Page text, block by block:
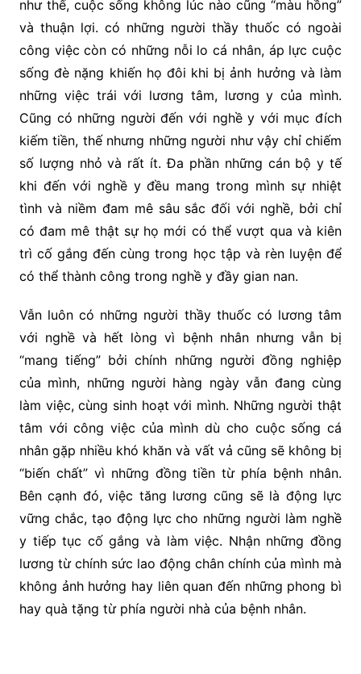
như thế, cuộc sống không lúc nào cũng “màu hồng”
và thuận lợi. có những người thầy thuốc có ngoài
công việc còn có những nỗi lo cá nhân, áp lực cuộc
sống đè nặng khiến họ đôi khi bị ảnh hưởng và làm
những việc trái với lương tâm, lương y của mình.
Cũng có những người đến với nghề y với mục đích
kiếm tiền, thế nhưng những người như vậy chỉ chiếm
số lượng nhỏ và rất ít. Đa phần những cán bộ y tế
khi đến với nghề y đều mang trong mình sự nhiệt
tình và niềm đam mê sâu sắc đối với nghề, bởi chỉ
có đam mê thật sự họ mới có thể vượt qua và kiên
trì cố gắng đến cùng trong học tập và rèn luyện để
có thể thành công trong nghề y đầy gian nan.
Vẫn luôn có những người thầy thuốc có lương tâm
với nghề và hết lòng vì bệnh nhân nhưng vẫn bị
“mang tiếng” bởi chính những người đồng nghiệp
của mình, những người hàng ngày vẫn đang cùng
làm việc, cùng sinh hoạt với mình. Những người thật
tâm với công việc của mình dù cho cuộc sống cá
nhân gặp nhiều khó khăn và vất vả cũng sẽ không bị
“biến chất” vì những đồng tiền từ phía bệnh nhân.
Bên cạnh đó, việc tăng lương cũng sẽ là động lực
vững chắc, tạo động lực cho những người làm nghề
y tiếp tục cố gắng và làm việc. Nhận những đồng
lương từ chính sức lao động chân chính của mình mà
không ảnh hưởng hay liên quan đến những phong bì
hay quà tặng từ phía người nhà của bệnh nhân.